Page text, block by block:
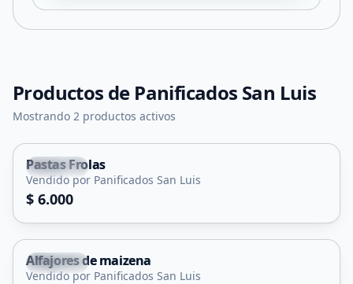
Productos de Panificados San Luis
Mostrando 2 productos activos
Capital
Pastas Frolas
Vendido por Panificados San Luis
$ 6.000
Capital
Alfajores de maizena
Vendido por Panificados San Luis